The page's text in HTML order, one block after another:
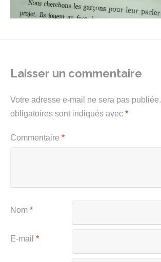
Laisser un commentaire
Votre adresse e-mail ne sera pas publiée.
obligatoires sont indiqués avec *
Commentaire *
Nom *
E-mail *